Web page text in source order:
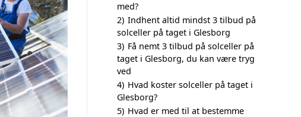
med?
2) Indhent altid mindst 3 tilbud på
solceller på taget i Glesborg
3) Få nemt 3 tilbud på solceller på
taget i Glesborg, du kan være tryg
ved
4) Hvad koster solceller på taget i
Glesborg?
5) Hvad er med til at bestemme